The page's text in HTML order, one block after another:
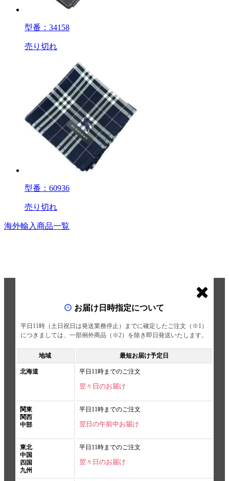
型番：34158
売り切れ
型番：60936
売り切れ
海外輸入商品一覧
お届け日時指定について
平日11時（土日祝日は発送業務停止）までに確定したご注文（※1）
につきましては、一部例外商品（※2）を除き即日発送いたします。
地域 最短お届け予定日
北海道 平日11時までのご注文
翌々日のお届け
関東
関西
中部
平日11時までのご注文
翌日の午前中お届け
東北
中国
四国
九州
平日11時までのご注文
翌々日のお届け